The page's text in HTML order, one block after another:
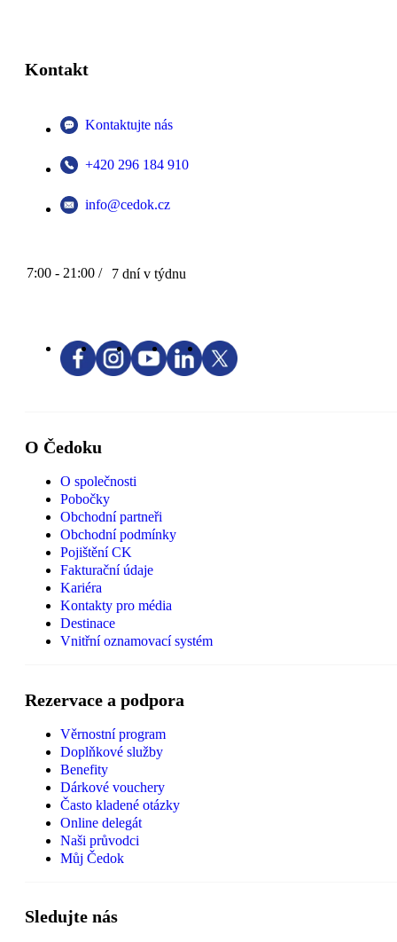
Kontakt
Kontaktujte nás
+420 296 184 910
info@cedok.cz
7:00 - 21:00 / 7 dní v týdnu
O Čedoku
O společnosti
Pobočky
Obchodní partneři
Obchodní podmínky
Pojištění CK
Fakturační údaje
Kariéra
Kontakty pro média
Destinace
Vnitřní oznamovací systém
Rezervace a podpora
Věrnostní program
Doplňkové služby
Benefity
Dárkové vouchery
Často kladené otázky
Online delegát
Naši průvodci
Můj Čedok
Sledujte nás